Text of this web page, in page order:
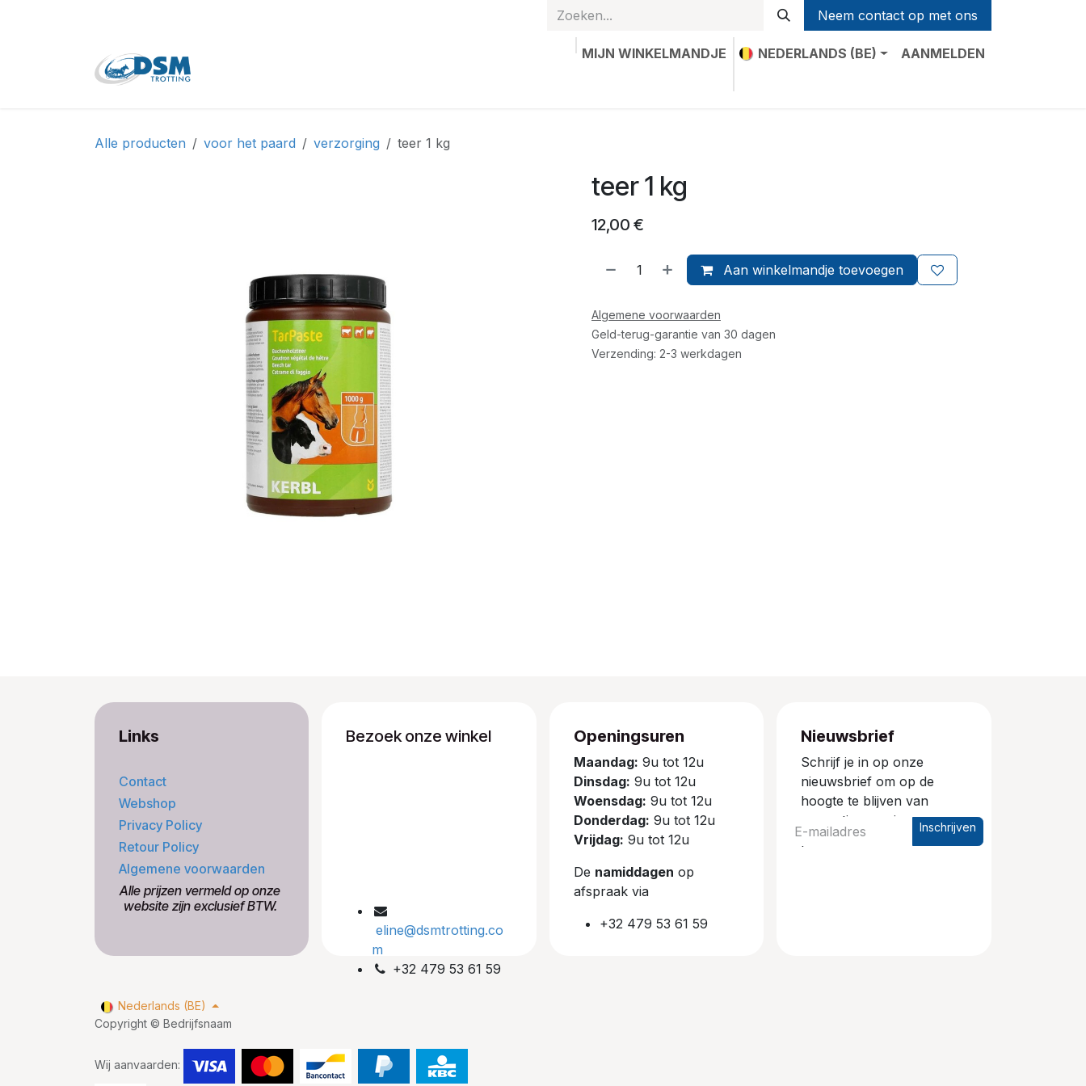
Neem contact op met ons
MIJN WINKELMANDJE NEDERLANDS (BE)
AANMELDEN
Alle producten voor het paard verzorging teer 1 kg
teer 1 kg
12,00 €
Aan winkelmandje toevoegen
Algemene voorwaarden
Geld-terug-garantie van 30 dagen
Verzending: 2-3 werkdagen
Links
Contact
Webshop
Privacy Policy
Retour Policy
Algemene voorwaarden
​Alle prijzen vermeld op onze
​website zijn exclusief BTW.
Bezoek onze winkel
eline@dsmtrotting.co
m
+32 479 53 61 59
Openingsuren
Maandag: 9u tot 12u
Dinsdag: 9u tot 12u
Woensdag: 9u tot 12u
Donderdag: 9u tot 12u
Vrijdag: 9u tot 12u
De namiddagen op
afspraak via
+32 479 53 61 59
Nieuwsbrief
Schrijf je in op onze
nieuwsbrief om op de
hoogte te blijven van
promoties en nieuwe
producten.
Inschrijven
Copyright © Bedrijfsnaam
Wij aanvaarden:
Nederlands (BE)